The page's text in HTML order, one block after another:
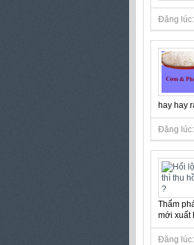
Đăng
hay hay
Đăng
Thẩm
mới xuất
Đăng